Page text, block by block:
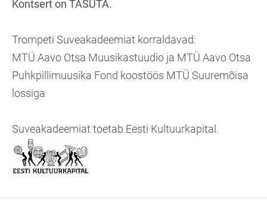
Kontsert on TASUTA.
Trompeti Suveakadeemiat korraldavad:
MTÜ Aavo Otsa Muusikastuudio ja MTÜ Aavo Otsa
Puhkpillimuusika Fond koostöös MTÜ Suuremõisa
lossiga
Suveakadeemiat toetab Eesti Kultuurkapital.